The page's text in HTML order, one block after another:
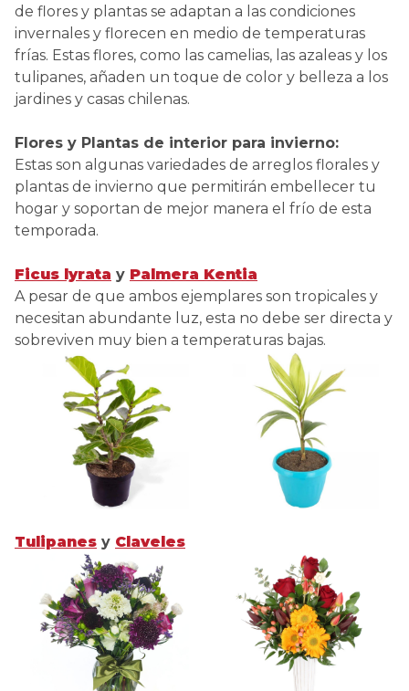
de flores y plantas se adaptan a las condiciones
invernales y florecen en medio de temperaturas
frías. Estas flores, como las camelias, las azaleas y los
tulipanes, añaden un toque de color y belleza a los
jardines y casas chilenas.
Flores y Plantas de interior para invierno:
Estas son algunas variedades de arreglos florales y
plantas de invierno que permitirán embellecer tu
hogar y soportan de mejor manera el frío de esta
temporada.
Ficus lyrata y Palmera Kentia
A pesar de que ambos ejemplares son tropicales y
necesitan abundante luz, esta no debe ser directa y
sobreviven muy bien a temperaturas bajas.
Tulipanes y Claveles